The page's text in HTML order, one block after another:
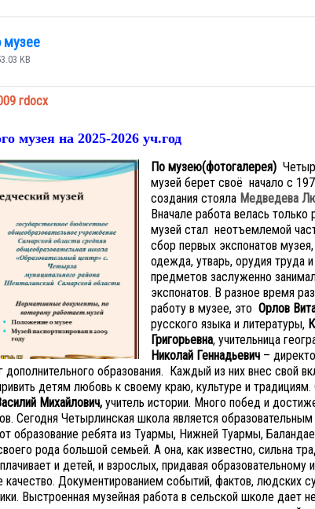
музее
KB
гdocx
музея на 2025-2026 уч.год
По музею(фотогалерея)
музей берет своё начало с
создания стояла Медведева
Вначале работа велась
музей стал неотъемлемой
сбор первых экспонатов
одежда, утварь, орудия труда
предметов заслуженно
экспонатов. В разное время
работу в музее, это Орлов
русского языка и литературы,
Григорьевна, учительница
Николай Геннадьевич –
дополнительного образования. Каждый из них внес свой
детям любовь к своему краю, культуре и
Михайлович, учитель истории. Много побед и
Сегодня Четырлинская школа является
образование ребята из Туармы, Нижней Туармы,
рода большой семьей. А она, как известно, сильна
и детей, и взрослых, придавая образовательному
Документированием событий, фактов, людских
Выстроенная музейная работа в сельской школе дает